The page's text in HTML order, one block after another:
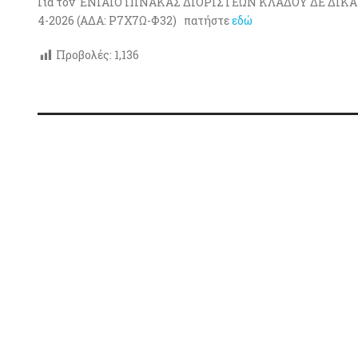
4-2026 (ΑΔΑ: Ρ7Χ7Ω-Φ32) πατήστεεδώ
Προβολές: 1,136